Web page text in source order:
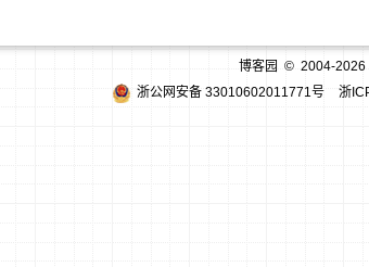
博客园 © 2004-2026
浙公网安备 33010602011771号
浙